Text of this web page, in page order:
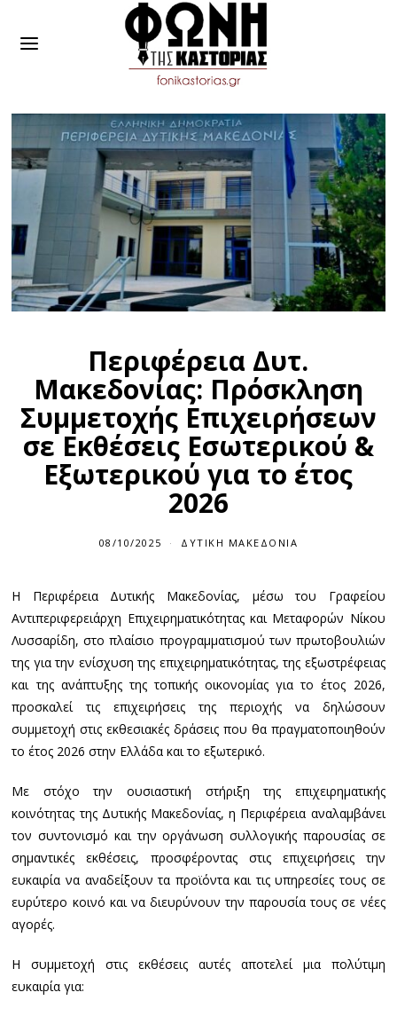
Περιφέρεια Δυτ.
Μακεδονίας: Πρόσκληση
Συμμετοχής Επιχειρήσεων
σε Εκθέσεις Εσωτερικού &
Εξωτερικού για το έτος
2026
08/10/2025 ΔΥΤΙΚΉ ΜΑΚΕΔΟΝΊΑ
Η Περιφέρεια Δυτικής Μακεδονίας, μέσω του Γραφείου
Αντιπεριφερειάρχη Επιχειρηματικότητας και Μεταφορών Νίκου
Λυσσαρίδη, στο πλαίσιο προγραμματισμού των πρωτοβουλιών
της για την ενίσχυση της επιχειρηματικότητας, της εξωστρέφειας
και της ανάπτυξης της τοπικής οικονομίας για το έτος 2026,
προσκαλεί τις επιχειρήσεις της περιοχής να δηλώσουν
συμμετοχή στις εκθεσιακές δράσεις που θα πραγματοποιηθούν
το έτος 2026 στην Ελλάδα και το εξωτερικό.
Με στόχο την ουσιαστική στήριξη της επιχειρηματικής
κοινότητας της Δυτικής Μακεδονίας, η Περιφέρεια αναλαμβάνει
τον συντονισμό και την οργάνωση συλλογικής παρουσίας σε
σημαντικές εκθέσεις, προσφέροντας στις επιχειρήσεις την
ευκαιρία να αναδείξουν τα προϊόντα και τις υπηρεσίες τους σε
ευρύτερο κοινό και να διευρύνουν την παρουσία τους σε νέες
αγορές.
Η συμμετοχή στις εκθέσεις αυτές αποτελεί μια πολύτιμη
ευκαιρία για: